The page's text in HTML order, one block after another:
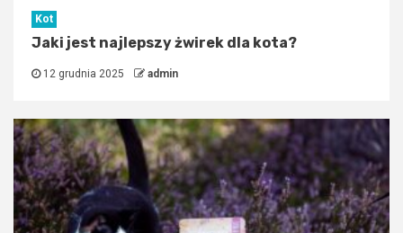
Kot
Jaki jest najlepszy żwirek dla kota?
12 grudnia 2025 admin